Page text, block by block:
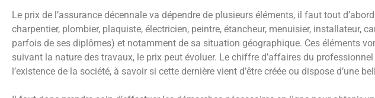
Le prix de l’assurance décennale va dépendre de plusieurs éléments, il faut tout
charpentier, plombier, plaquiste, électricien, peintre, étancheur, menuisier, installateur,
parfois de ses diplômes) et notamment de sa situation géographique. Ces éléments
suivant la nature des travaux, le prix peut évoluer. Le chiffre d’affaires du
l’existence de la société, à savoir si cette dernière vient d’être créée ou dispose d’une